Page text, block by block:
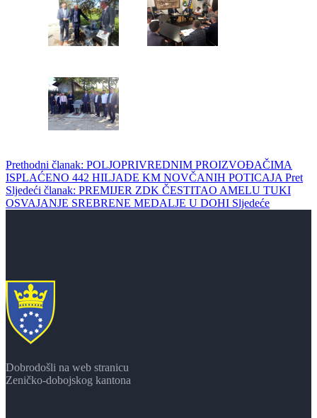
Prethodni članak: POLJOPRIVREDNIM PROIZVOĐAČIMA
ISPLAĆENO 442 HILJADE KM NOVČANIH POTICAJA Pret
Sljedeći članak: PREMIJER ZDK ČESTITAO AMELU TUKI
OSVAJANJE SREBRENE MEDALJE U DOHI Sljedeće
Dobrodošli na web stranicu
Zeničko-dobojskog kantona